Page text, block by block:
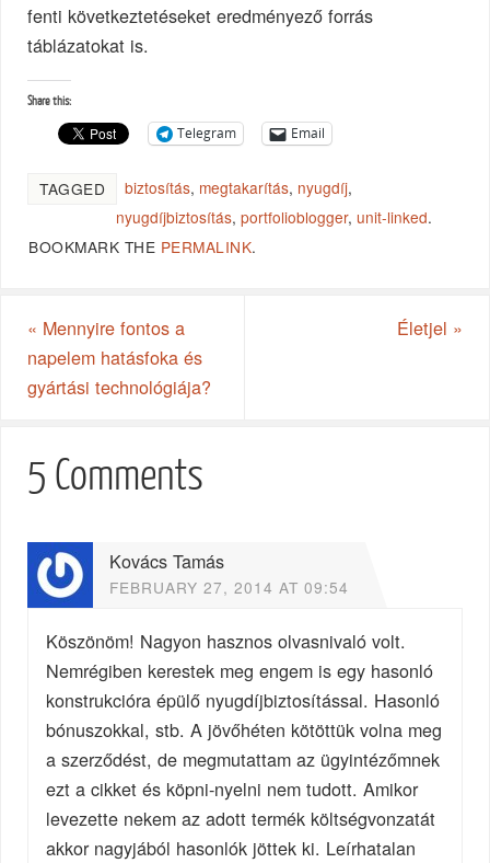
fenti következtetéseket eredményező forrás
táblázatokat is.
Share this:
Telegram Email
TAGGED biztosítás, megtakarítás, nyugdíj,
nyugdíjbiztosítás,portfolioblogger, unit-linked.
BOOKMARK THE PERMALINK.
« Mennyire fontos a
napelem hatásfoka és
gyártási technológiája?
Életjel »
5 Comments
Kovács Tamás
FEBRUARY 27, 2014 AT 09:54
Köszönöm! Nagyon hasznos olvasnivaló volt.
Nemrégiben kerestek meg engem is egy hasonló
konstrukcióra épülő nyugdíjbiztosítással. Hasonló
bónuszokkal, stb. A jövőhéten kötöttük volna meg
a szerződést, de megmutattam az ügyintézőmnek
ezt a cikket és köpni-nyelni nem tudott. Amikor
levezette nekem az adott termék költségvonzatát
akkor nagyjából hasonlók jöttek ki. Leírhatalan